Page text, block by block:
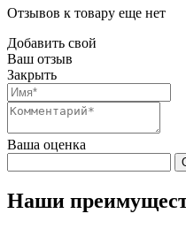
Отзывов к товару еще нет
Добавить свой
Ваш отзыв
Закрыть
Ваша оценка
Наши